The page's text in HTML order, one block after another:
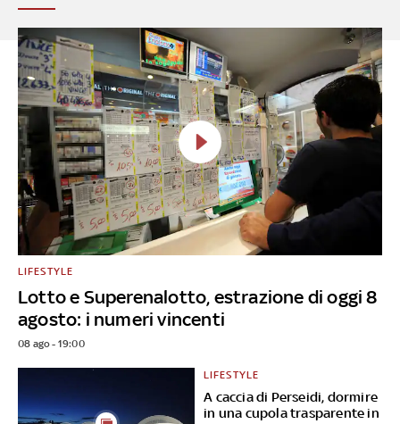
Lotto e Superenalotto, estrazione di oggi 8
agosto: i numeri vincenti
LIFESTYLE
08 ago - 19:00
A caccia di Perseidi, dormire
in una cupola trasparente in
LIFESTYLE